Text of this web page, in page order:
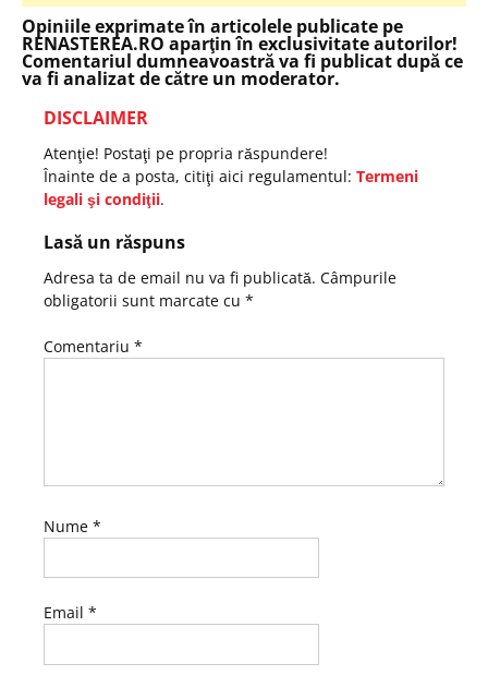
Opiniile exprimate în articolele publicate pe
RENASTEREA.RO aparţin în exclusivitate autorilor!
Comentariul dumneavoastră va fi publicat după ce
va fi analizat de către un moderator.
DISCLAIMER
Atenţie! Postaţi pe propria răspundere!
Înainte de a posta, citiţi aici regulamentul: Termeni
legali şi condiţii.
Lasă un răspuns
Adresa ta de email nu va fi publicată. Câmpurile
obligatorii sunt marcate cu *
Comentariu *
Nume *
Email *